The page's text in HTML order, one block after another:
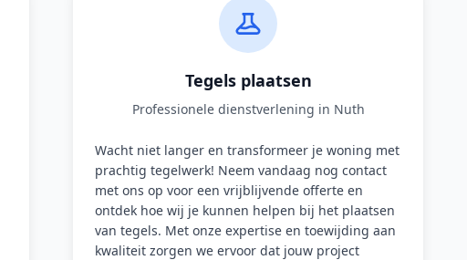
Tegels plaatsen
Professionele dienstverlening in Nuth
Wacht niet langer en transformeer je woning met
prachtig tegelwerk! Neem vandaag nog contact
met ons op voor een vrijblijvende offerte en
ontdek hoe wij je kunnen helpen bij het plaatsen
van tegels. Met onze expertise en toewijding aan
kwaliteit zorgen we ervoor dat jouw project